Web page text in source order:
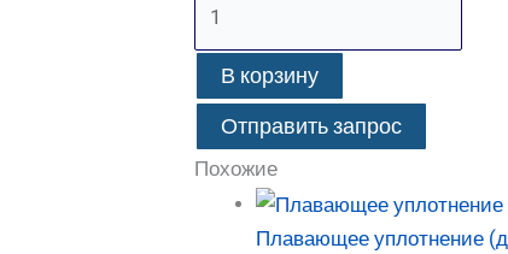
В корзину
Отправить запрос
Похожие
Плавающее уплотнение